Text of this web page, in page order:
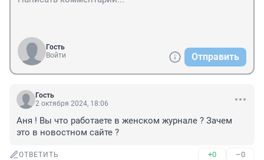
Гость
Войти
Отправить
Гость
2 октября 2024, 18:06
Аня ! Вы что работаете в женском журнале ? Зачем
это в новостном сайте ?
ОТВЕТИТЬ +0 –0